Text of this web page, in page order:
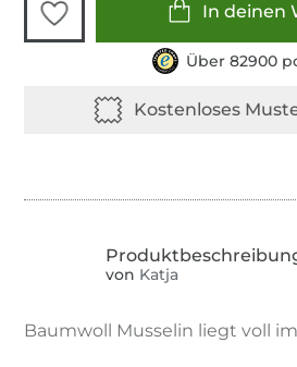
In deinen
Über 82900
von Katja
Baumwoll Musselin liegt voll